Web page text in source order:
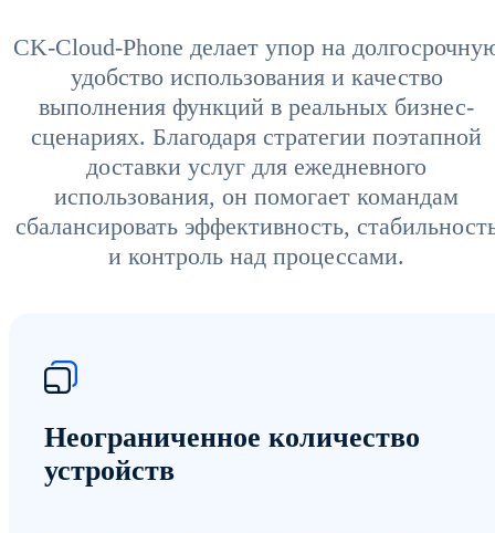
CK-Cloud-Phone делает упор на
удобство использования и качество
выполнения функций в реальных бизнес-
сценариях. Благодаря стратегии поэтапной
доставки услуг для ежедневного
использования, он помогает командам
сбалансировать эффективность,
и контроль над процессами.
Неограниченное количество
устройств